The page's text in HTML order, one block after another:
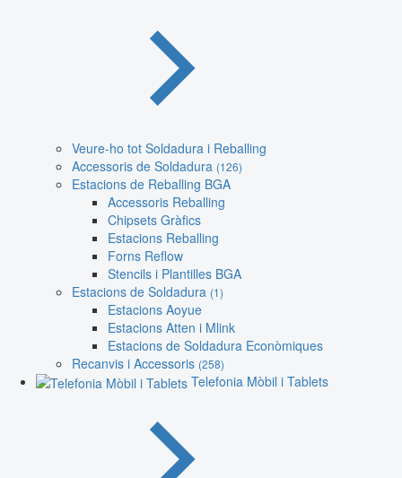
Veure-ho tot Soldadura i Reballing
Accessoris de Soldadura (126)
Estacions de Reballing BGA
Accessoris Reballing
Chipsets Gràfics
Estacions Reballing
Forns Reflow
Stencils i Plantilles BGA
Estacions de Soldadura (1)
Estacions Aoyue
Estacions Atten i Mlink
Estacions de Soldadura Econòmiques
Recanvis i Accessoris (258)
Telefonia Mòbil i Tablets